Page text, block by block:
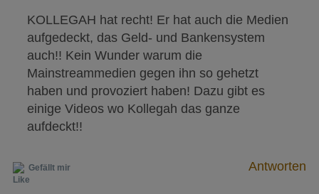
KOLLEGAH hat recht! Er hat auch die Medien
aufgedeckt, das Geld- und Bankensystem
auch!! Kein Wunder warum die
Mainstreammedien gegen ihn so gehetzt
haben und provoziert haben! Dazu gibt es
einige Videos wo Kollegah das ganze
aufdeckt!!
Gefällt mir Antworten